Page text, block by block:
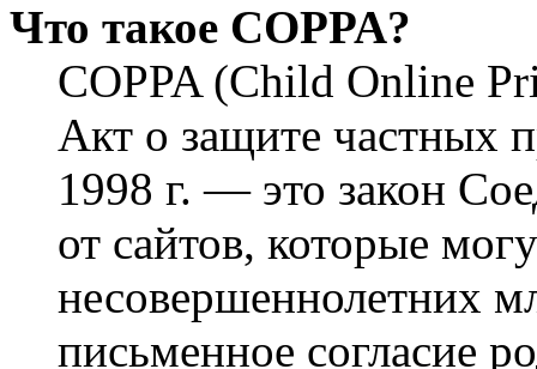
Что такое COPPA?
COPPA (Child Online
Акт о защите частных
1998 г. — это закон
от сайтов, которые
несовершеннолетних
письменное согласие